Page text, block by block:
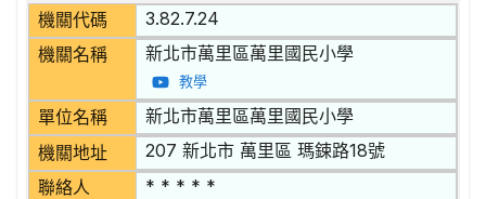
機關代碼
3.82.7.24
機關名稱 新北市萬里區萬里國民小學
教學
單位名稱 新北市萬里區萬里國民小學
機關地址 207 新北市 萬里區 瑪鋉路18號
聯絡人 * * * * *